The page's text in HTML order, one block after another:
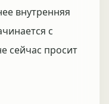
внутренняя
с
сейчас просит